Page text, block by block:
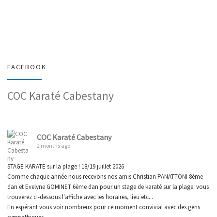
FACEBOOK
COC Karaté Cabestany
COC Karaté Cabestany
2 months ago
STAGE KARATE sur la plage ! 18/19 juillet 2026
Comme chaque année nous recevons nos amis Christian PANATTONI 8ème
dan et Evelyne GOMINET 6ème dan pour un stage de karaté sur la plage. vous
trouverez ci-dessous l'affiche avec les horaires, lieu etc...
En espérant vous voir nombreux pour ce moment convivial avec des gens